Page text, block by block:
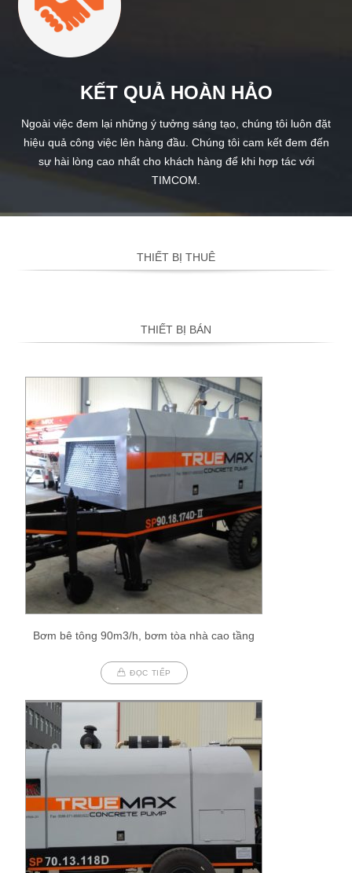
KẾT QUẢ HOÀN HẢO
Ngoài việc đem lại những ý tưởng sáng tạo, chúng tôi luôn đặt
hiệu quả công việc lên hàng đầu. Chúng tôi cam kết đem đến
sự hài lòng cao nhất cho khách hàng để khi hợp tác với
TIMCOM.
THIẾT BỊ THUÊ
THIẾT BỊ BÁN
Bơm bê tông 90m3/h, bơm tòa nhà cao tầng
ĐỌC TIẾP